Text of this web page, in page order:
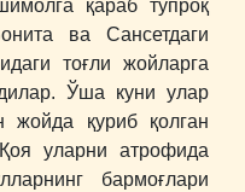
қараб тупроқ
ва Сансетдаги
тоғли жойларга
Ўша куни улар
жойда қуриб қолган
уларни атрофида
бармоғлари